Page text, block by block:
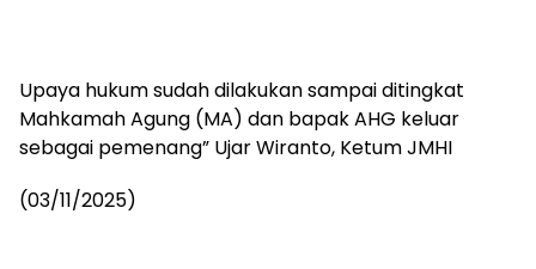
Upaya hukum sudah dilakukan sampai ditingkat
Mahkamah Agung (MA) dan bapak AHG keluar
sebagai pemenang” Ujar Wiranto, Ketum JMHI
(03/11/2025)